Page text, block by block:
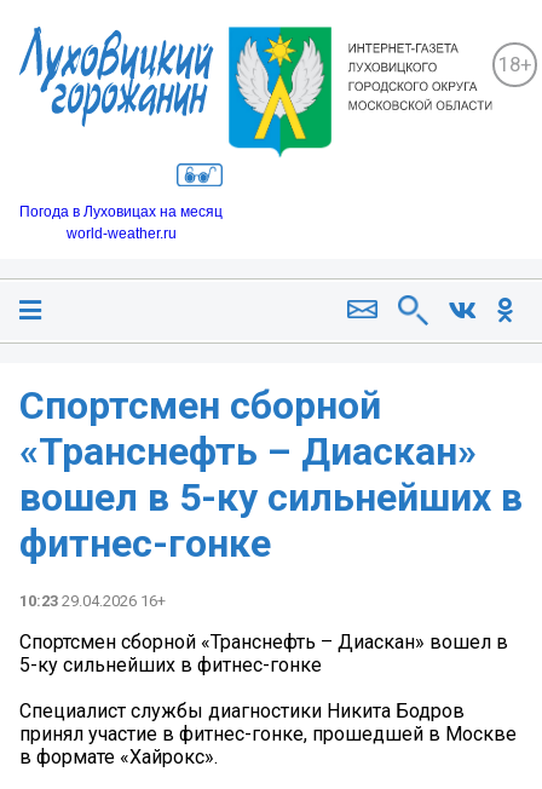
18+
Погода в Луховицах на месяц
world-weather.ru
Спортсмен сборной
«Транснефть – Диаскан»
вошел в 5-ку сильнейших в
фитнес-гонке
10:23 29.04.2026 16+
Спортсмен сборной «Транснефть – Диаскан» вошел в
5-ку сильнейших в фитнес-гонке
‍️Специалист службы диагностики Никита Бодров
принял участие в фитнес-гонке, прошедшей в Москве
в формате «Хайрокс».